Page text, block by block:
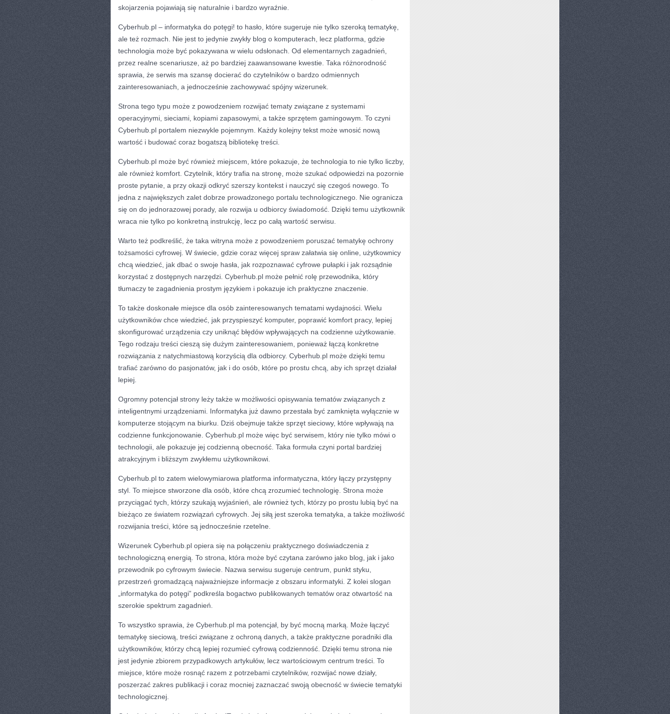
skojarzenia pojawiają się naturalnie i bardzo wyraźnie.
Cyberhub.pl – informatyka do potęgi! to hasło, które sugeruje nie tylko szeroką tematykę,
ale też rozmach. Nie jest to jedynie zwykły blog o komputerach, lecz platforma, gdzie
technologia może być pokazywana w wielu odsłonach. Od elementarnych zagadnień,
przez realne scenariusze, aż po bardziej zaawansowane kwestie. Taka różnorodność
sprawia, że serwis ma szansę docierać do czytelników o bardzo odmiennych
zainteresowaniach, a jednocześnie zachowywać spójny wizerunek.
Strona tego typu może z powodzeniem rozwijać tematy związane z systemami
operacyjnymi, sieciami, kopiami zapasowymi, a także sprzętem gamingowym. To czyni
Cyberhub.pl portalem niezwykle pojemnym. Każdy kolejny tekst może wnosić nową
wartość i budować coraz bogatszą bibliotekę treści.
Cyberhub.pl może być również miejscem, które pokazuje, że technologia to nie tylko liczby,
ale również komfort. Czytelnik, który trafia na stronę, może szukać odpowiedzi na pozornie
proste pytanie, a przy okazji odkryć szerszy kontekst i nauczyć się czegoś nowego. To
jedna z największych zalet dobrze prowadzonego portalu technologicznego. Nie ogranicza
się on do jednorazowej porady, ale rozwija u odbiorcy świadomość. Dzięki temu użytkownik
wraca nie tylko po konkretną instrukcję, lecz po całą wartość serwisu.
Warto też podkreślić, że taka witryna może z powodzeniem poruszać tematykę ochrony
tożsamości cyfrowej. W świecie, gdzie coraz więcej spraw załatwia się online, użytkownicy
chcą wiedzieć, jak dbać o swoje hasła, jak rozpoznawać cyfrowe pułapki i jak rozsądnie
korzystać z dostępnych narzędzi. Cyberhub.pl może pełnić rolę przewodnika, który
tłumaczy te zagadnienia prostym językiem i pokazuje ich praktyczne znaczenie.
To także doskonałe miejsce dla osób zainteresowanych tematami wydajności. Wielu
użytkowników chce wiedzieć, jak przyspieszyć komputer, poprawić komfort pracy, lepiej
skonfigurować urządzenia czy uniknąć błędów wpływających na codzienne użytkowanie.
Tego rodzaju treści cieszą się dużym zainteresowaniem, ponieważ łączą konkretne
rozwiązania z natychmiastową korzyścią dla odbiorcy. Cyberhub.pl może dzięki temu
trafiać zarówno do pasjonatów, jak i do osób, które po prostu chcą, aby ich sprzęt działał
lepiej.
Ogromny potencjał strony leży także w możliwości opisywania tematów związanych z
inteligentnymi urządzeniami. Informatyka już dawno przestała być zamknięta wyłącznie w
komputerze stojącym na biurku. Dziś obejmuje także sprzęt sieciowy, które wpływają na
codzienne funkcjonowanie. Cyberhub.pl może więc być serwisem, który nie tylko mówi o
technologii, ale pokazuje jej codzienną obecność. Taka formuła czyni portal bardziej
atrakcyjnym i bliższym zwykłemu użytkownikowi.
Cyberhub.pl to zatem wielowymiarowa platforma informatyczna, który łączy przystępny
styl. To miejsce stworzone dla osób, które chcą zrozumieć technologię. Strona może
przyciągać tych, którzy szukają wyjaśnień, ale również tych, którzy po prostu lubią być na
bieżąco ze światem rozwiązań cyfrowych. Jej siłą jest szeroka tematyka, a także możliwość
rozwijania treści, które są jednocześnie rzetelne.
Wizerunek Cyberhub.pl opiera się na połączeniu praktycznego doświadczenia z
technologiczną energią. To strona, która może być czytana zarówno jako blog, jak i jako
przewodnik po cyfrowym świecie. Nazwa serwisu sugeruje centrum, punkt styku,
przestrzeń gromadzącą najważniejsze informacje z obszaru informatyki. Z kolei slogan
„informatyka do potęgi” podkreśla bogactwo publikowanych tematów oraz otwartość na
szerokie spektrum zagadnień.
To wszystko sprawia, że Cyberhub.pl ma potencjał, by być mocną marką. Może łączyć
tematykę sieciową, treści związane z ochroną danych, a także praktyczne poradniki dla
użytkowników, którzy chcą lepiej rozumieć cyfrową codzienność. Dzięki temu strona nie
jest jedynie zbiorem przypadkowych artykułów, lecz wartościowym centrum treści. To
miejsce, które może rosnąć razem z potrzebami czytelników, rozwijać nowe działy,
poszerzać zakres publikacji i coraz mocniej zaznaczać swoją obecność w świecie tematyki
technologicznej.